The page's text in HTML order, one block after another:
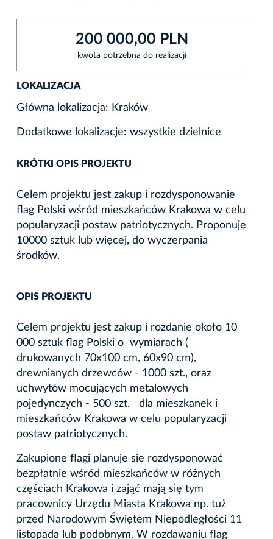
200 000,00 PLN
kwota potrzebna do realizacji
LOKALIZACJA
Główna lokalizacja: Kraków
Dodatkowe lokalizacje: wszystkie dzielnice
KRÓTKI OPIS PROJEKTU
Celem projektu jest zakup i rozdysponowanie
flag Polski wśród mieszkańców Krakowa w celu
popularyzacji postaw patriotycznych. Proponuję
10000 sztuk lub więcej, do wyczerpania
środków.
OPIS PROJEKTU
Celem projektu jest zakup i rozdanie około 10
000 sztuk flag Polski o wymiarach (
drukowanych 70x100 cm, 60x90 cm),
drewnianych drzewców - 1000 szt., oraz
uchwytów mocujących metalowych
pojedynczych - 500 szt. dla mieszkanek i
mieszkańców Krakowa w celu popularyzacji
postaw patriotycznych.
Zakupione flagi planuje się rozdysponować
bezpłatnie wśród mieszkańców w różnych
częściach Krakowa i zająć mają się tym
pracownicy Urzędu Miasta Krakowa np. tuż
przed Narodowym Świętem Niepodległości 11
listopada lub podobnym. W rozdawaniu flag